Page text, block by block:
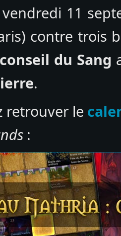
11
contre trois
conseil du Sang
.
retrouver le
: